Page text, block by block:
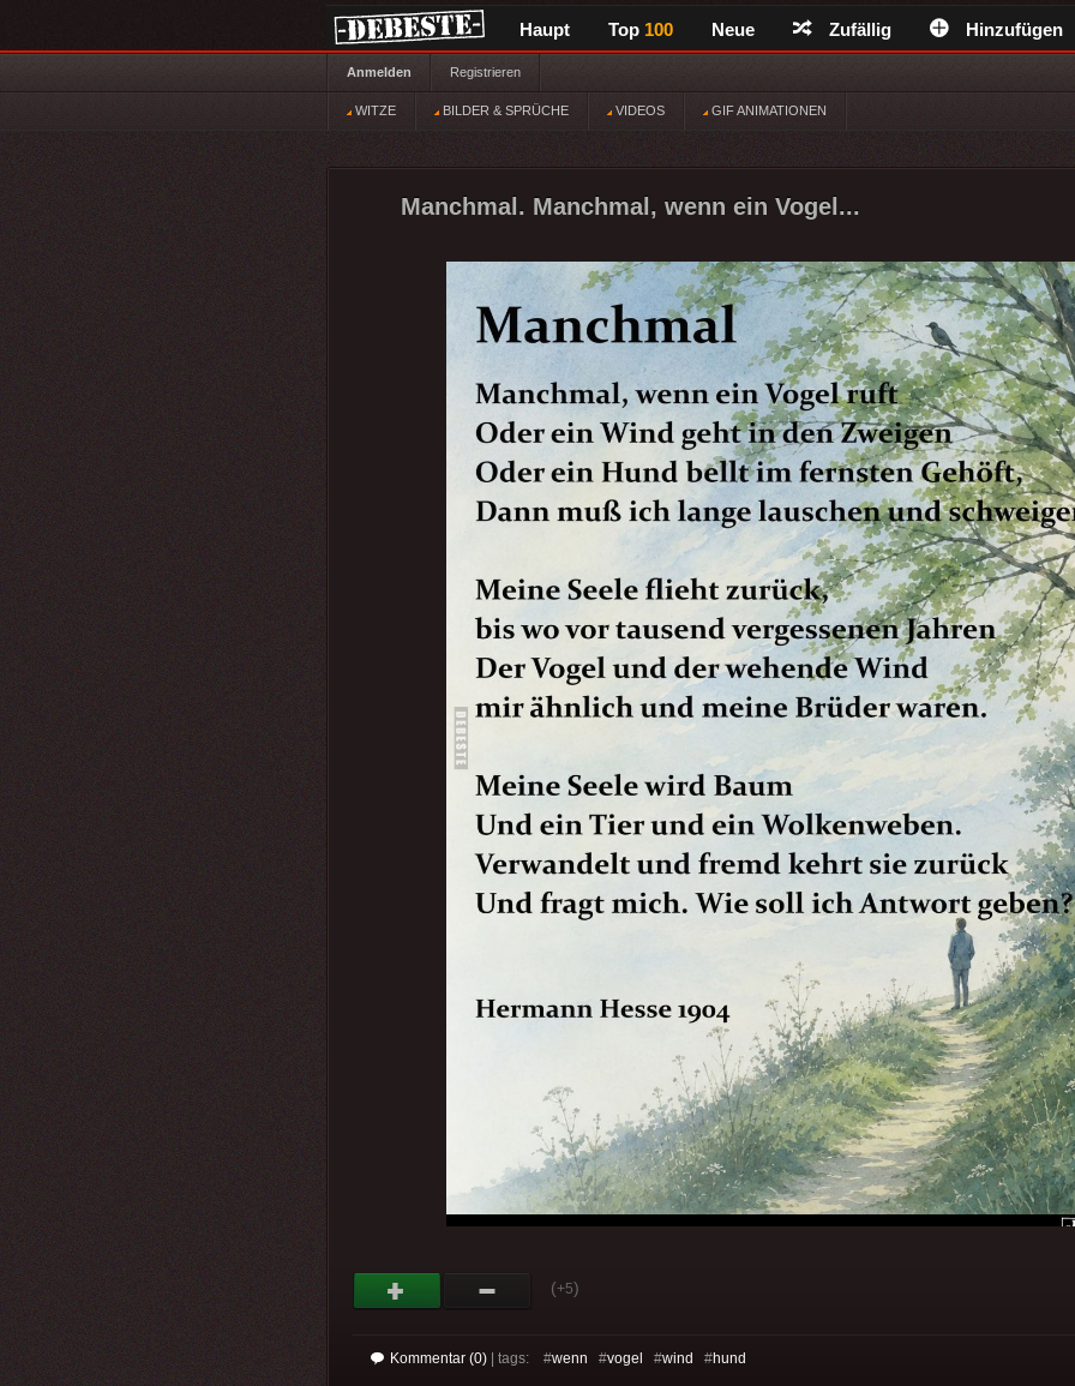
Haupt Top 100 Neue Zufällig Hinzufügen
Anmelden Registrieren
WITZE BILDER & SPRÜCHE VIDEOS GIF ANIMATIONEN
Manchmal. Manchmal, wenn ein Vogel...
(+5)
Kommentar (0) | tags: #wenn #vogel #wind #hund